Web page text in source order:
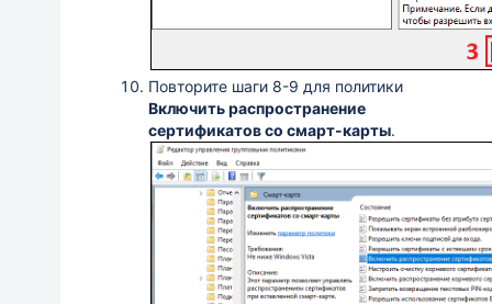
Повторите шаги 8-9 для политики
Включить распространение
сертификатов со смарт-карты.